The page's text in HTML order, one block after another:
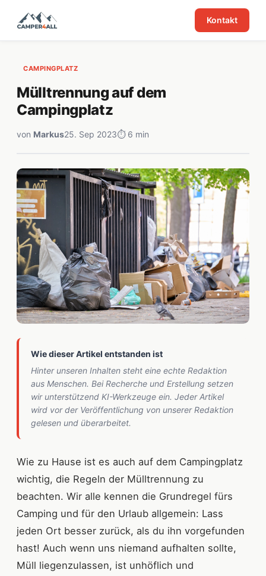
Kontakt
CAMPINGPLATZ
Mülltrennung auf dem
Campingplatz
von Markus25. Sep 2023⏱ 6 min
Wie dieser Artikel entstanden ist
Hinter unseren Inhalten steht eine echte Redaktion
aus Menschen. Bei Recherche und Erstellung setzen
wir unterstützend KI-Werkzeuge ein. Jeder Artikel
wird vor der Veröffentlichung von unserer Redaktion
gelesen und überarbeitet.
Wie zu Hause ist es auch auf dem Campingplatz
wichtig, die Regeln der Mülltrennung zu
beachten. Wir alle kennen die Grundregel fürs
Camping und für den Urlaub allgemein: Lass
jeden Ort besser zurück, als du ihn vorgefunden
hast! Auch wenn uns niemand aufhalten sollte,
Müll liegenzulassen, ist unhöflich und